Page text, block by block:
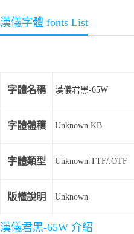
漢儀字體 fonts List
字體名稱 漢儀君黑-65W
字體體積 Unknown KB
字體類型 Unknown.TTF/.OTF
版權說明 Unknown
漢儀君黑-65W 介紹